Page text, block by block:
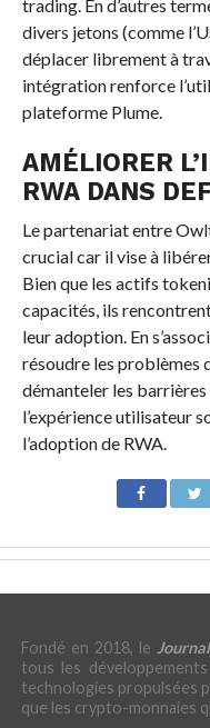
trading. En d’autres
divers jetons (comme
déplacer librement à
intégration renforce
plateforme Plume.
AMÉLIORER
RWA DANS
Le partenariat entre
crucial car il vise à
Bien que les actifs
capacités, ils
leur adoption. En
résoudre les problèmes
démanteler les
l’expérience utilisateur
l’adoption de RWA.
Fondé en 2018, le
tous les
technologies propulsées
que les crypto-monnaies